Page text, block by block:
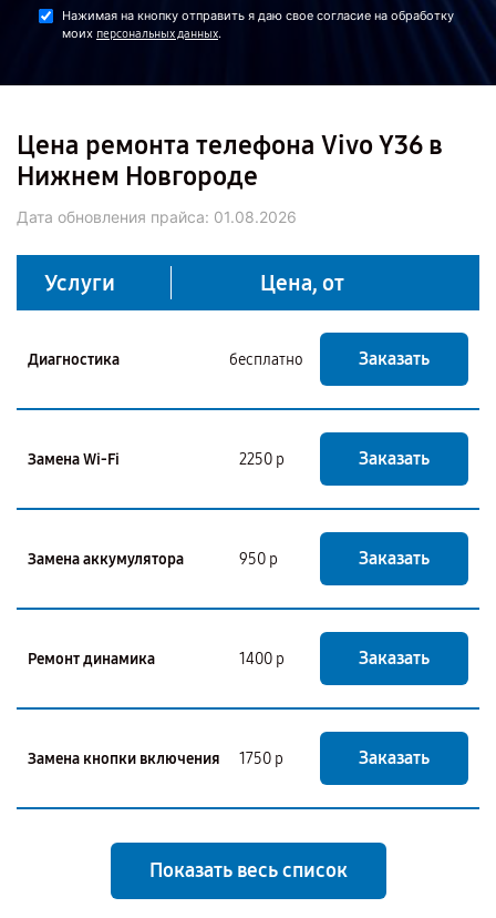
Нажимая на кнопку отправить я даю свое согласие на обработку
моих персональных данных.
Цена ремонта телефона Vivo Y36 в
Нижнем Новгороде
Дата обновления прайса: 01.08.2026
Услуги Цена, от
Диагностика бесплатно Заказать
Замена Wi-Fi 2250 р Заказать
Замена аккумулятора 950 р Заказать
Ремонт динамика 1400 р Заказать
Замена кнопки включения 1750 р Заказать
Показать весь список